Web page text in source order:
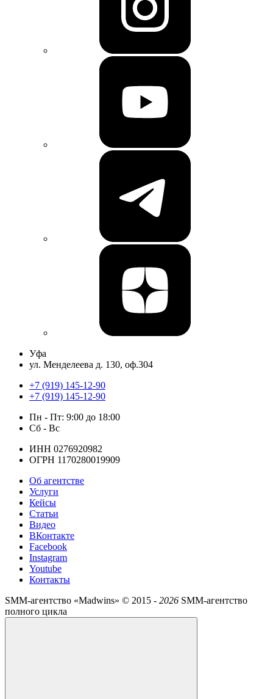
Уфа
ул. Менделеева д. 130, оф.304
+7 (919) 145-12-90
+7 (919) 145-12-90
Пн - Пт: 9:00 до 18:00
Сб - Вс
ИНН 0276920982
ОГРН 1170280019909
Об агентстве
Услуги
Кейсы
Статьи
Видео
ВКонтакте
Facebook
Instagram
Youtube
Контакты
SMM-агентство «Madwins» © 2015 - 2026 SMM-агентство
полного цикла